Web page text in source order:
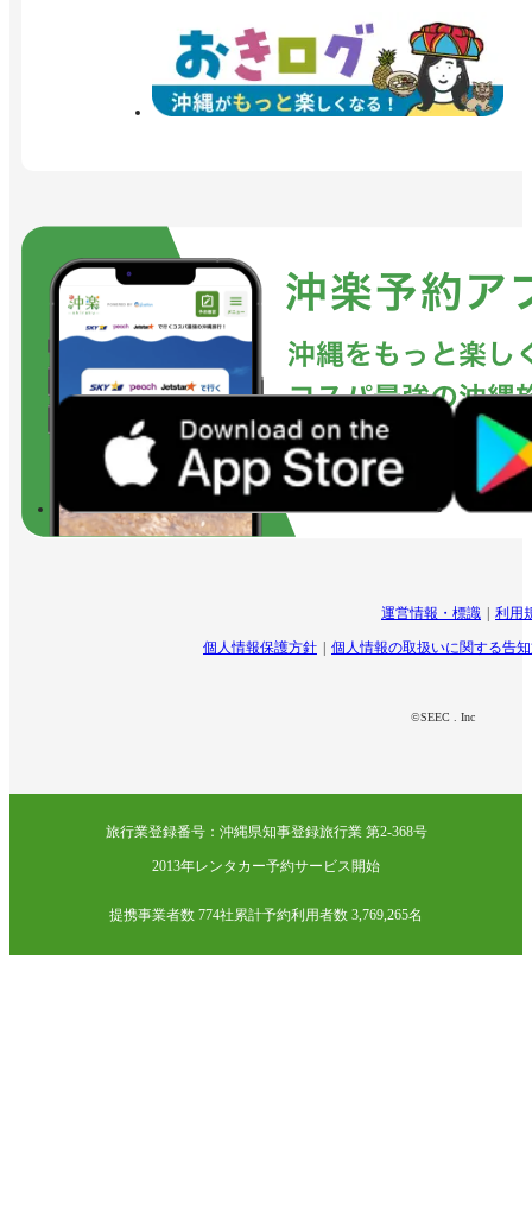
運営情報・標識 利用
個人情報保護方針 個人情報の取扱いに関する告
©SEEC . Inc
旅行業登録番号：沖縄県知事登録旅行業 第2-368号
2013年レンタカー予約サービス開始
提携事業者数 774社累計予約利用者数 3,769,265名